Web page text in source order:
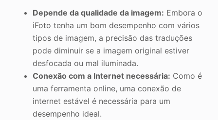
Depende da qualidade da imagem: Embora o
iFoto tenha um bom desempenho com vários
tipos de imagem, a precisão das traduções
pode diminuir se a imagem original estiver
desfocada ou mal iluminada.
Conexão com a Internet necessária: Como é
uma ferramenta online, uma conexão de
internet estável é necessária para um
desempenho ideal.